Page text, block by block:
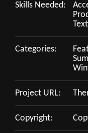
Skills Needed:
Categories:
Project URL:
Copyright: